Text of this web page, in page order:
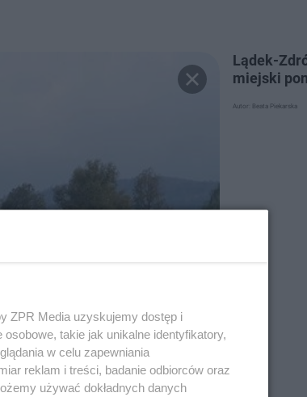
Lądek-
miejski
Autor: Beata Piekarska
ZPR Media uzyskujemy dostęp i
takie jak unikalne identyfikatory,
w celu zapewniania
reklam i treści, badanie odbiorców oraz
używać dokładnych danych